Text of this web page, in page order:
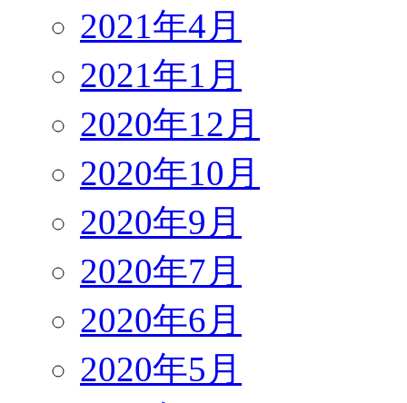
2021年4月
2021年1月
2020年12月
2020年10月
2020年9月
2020年7月
2020年6月
2020年5月